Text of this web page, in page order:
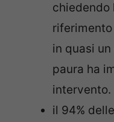
chiedendo
in quasi
paura ha
intervento.
il 94%